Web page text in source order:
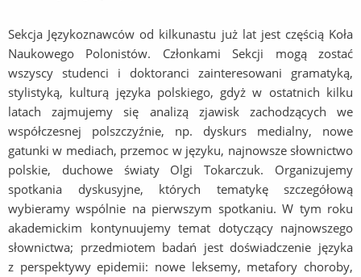
Sekcja Językoznawców od kilkunastu już lat jest częścią Koła
Naukowego Polonistów. Członkami Sekcji mogą zostać
wszyscy studenci i doktoranci zainteresowani gramatyką,
stylistyką, kulturą języka polskiego, gdyż w ostatnich kilku
latach zajmujemy się analizą zjawisk zachodzących we
współczesnej polszczyźnie, np. dyskurs medialny, nowe
gatunki w mediach, przemoc w języku, najnowsze słownictwo
polskie, duchowe światy Olgi Tokarczuk. Organizujemy
spotkania dyskusyjne, których tematykę szczegółową
wybieramy wspólnie na pierwszym spotkaniu. W tym roku
akademickim kontynuujemy temat dotyczący najnowszego
słownictwa; przedmiotem badań jest doświadczenie języka
z perspektywy epidemii: nowe leksemy, metafory choroby,